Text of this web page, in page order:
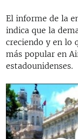
El informe de la
indica que la
creciendo y en lo
más popular en
estadounidenses.